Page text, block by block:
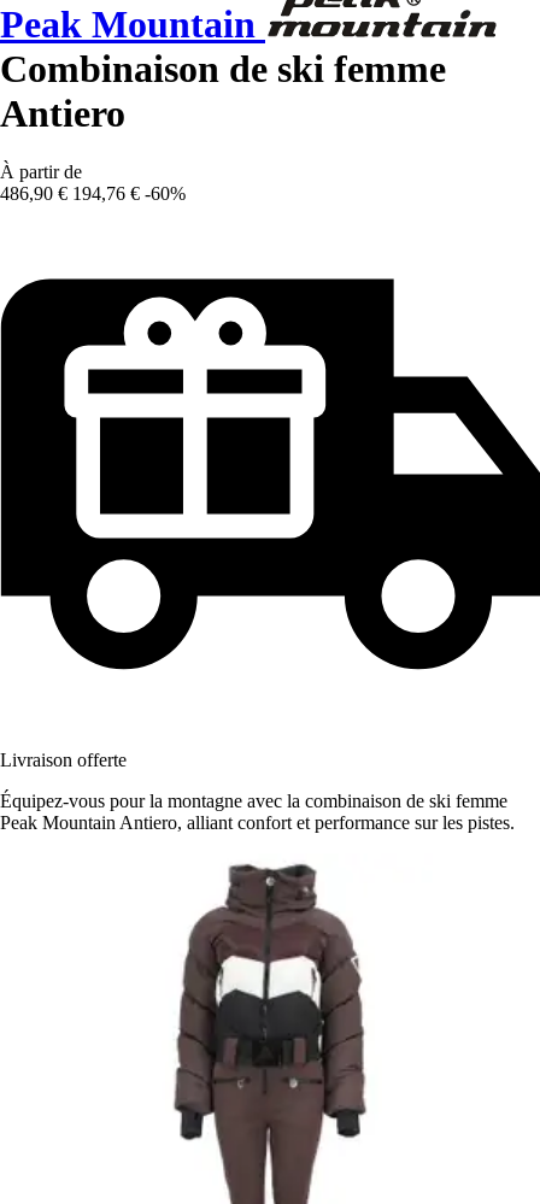
Peak Mountain
Combinaison de ski femme
Antiero
À partir de
486,90 € 194,76 € -60%
Livraison offerte
Équipez-vous pour la montagne avec la combinaison de ski femme
Peak Mountain Antiero, alliant confort et performance sur les pistes.